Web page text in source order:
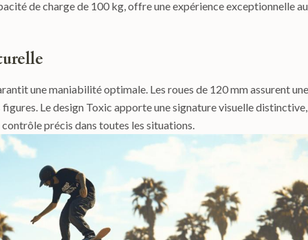
de charge de 100 kg, offre une expérience exceptionnelle
une maniabilité optimale. Les roues de 120 mm assurent une
Le design Toxic apporte une signature visuelle distinctive,
précis dans toutes les situations.